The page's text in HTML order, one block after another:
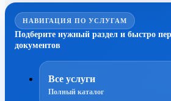
НАВИГАЦИЯ ПО УСЛУГАМ
Подберите нужный раздел и быстро
документов
Все услуги
Полный каталог